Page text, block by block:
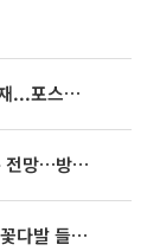
[증시키워드] 반도체 충격 뚫은 개별 호재...포스코퓨처엠·에코프로·한화솔루션 '눈길'
iM "LIG D&A, 천궁-II 매출 하반기 회복 전망…방산 톱픽 유지"
아옳이, 한의사 김형배와 벌써 200일⋯꽃다발 들고 "프러포즈 아냐"